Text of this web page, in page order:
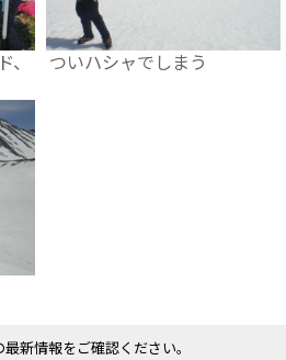
ついハシャでしまう
新情報をご確認ください。